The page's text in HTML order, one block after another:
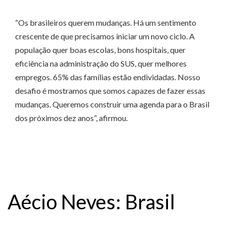
“Os brasileiros querem mudanças. Há um sentimento
crescente de que precisamos iniciar um novo ciclo. A
população quer boas escolas, bons hospitais, quer
eficiência na administração do SUS, quer melhores
empregos. 65% das famílias estão endividadas. Nosso
desafio é mostramos que somos capazes de fazer essas
mudanças. Queremos construir uma agenda para o Brasil
dos próximos dez anos”, afirmou.
Aécio Neves: Brasil